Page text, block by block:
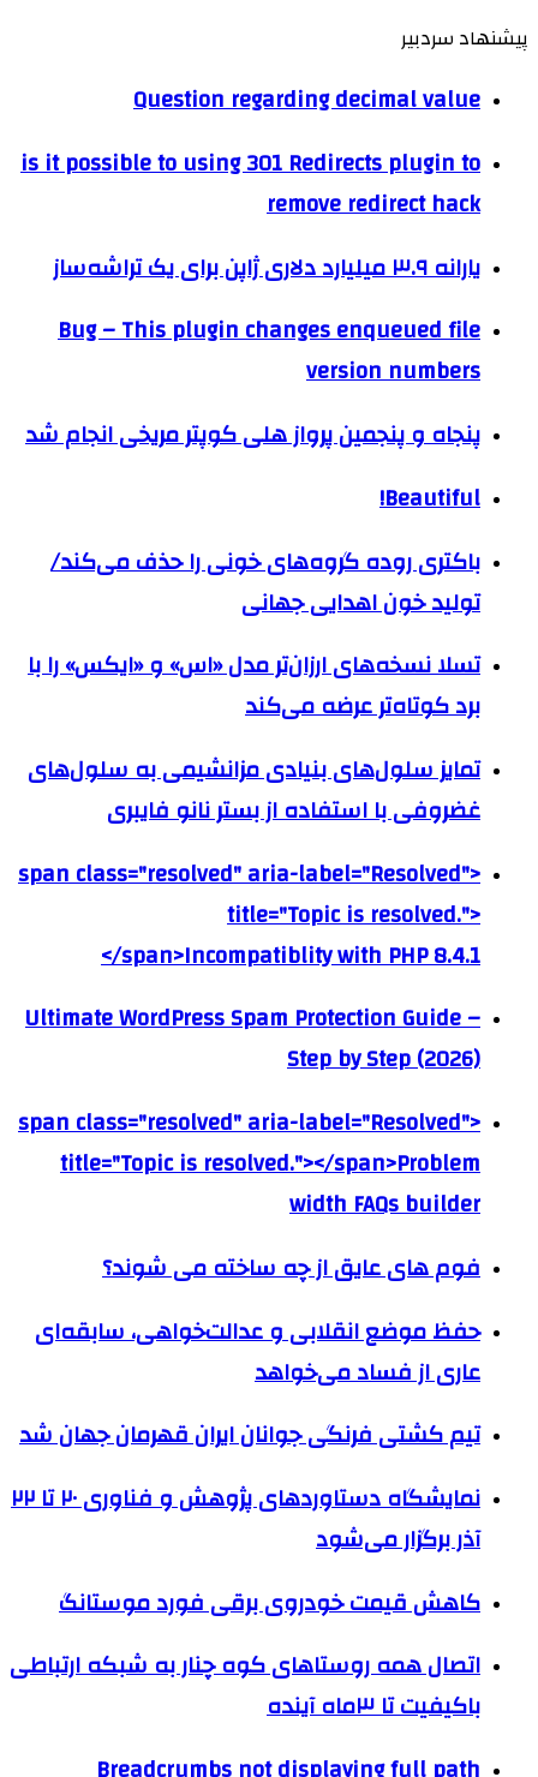
پیشنهاد سردبیر
Question regarding decimal value
is it possible to using 301 Redirects plugin to
remove redirect hack
یارانه ۳.۹ میلیارد دلاری ژاپن برای یک تراشه‌ساز
Bug – This plugin changes enqueued file
version numbers
پنجاه و پنجمین پرواز هلی کوپتر مریخی انجام شد
Beautiful!
باکتری روده گروه‌های خونی را حذف می‌کند/
تولید خون اهدایی جهانی
تسلا نسخه‌های ارزان‌تر مدل «اس» و «ایکس» را با
برد کوتاه‌تر عرضه می‌کند
تمایز سلول‌های بنیادی مزانشیمی به سلول‌های
غضروفی با استفاده از بستر نانو فایبری
<span class="resolved" aria-label="Resolved"
title="Topic is resolved.">
</span>Incompatiblity with PHP 8.4.1
Ultimate WordPress Spam Protection Guide –
Step by Step (2026)
<span class="resolved" aria-label="Resolved"
title="Topic is resolved."></span>Problem
width FAQs builder
فوم های عایق از چه ساخته می شوند؟
حفظ موضع‌ انقلابی و عدالت‌خواهی، سابقه‌ای
عاری از فساد می‌خواهد
تیم کشتی فرنگی جوانان ایران قهرمان جهان شد
نمایشگاه دستاوردهای پژوهش و فناوری ۲۰ تا ۲۲
آذر برگزار می‌شود
کاهش قیمت خودروی برقی فورد موستانگ
اتصال همه روستاهای کوه چنار به شبکه ارتباطی
باکیفیت تا ۳ماه آینده